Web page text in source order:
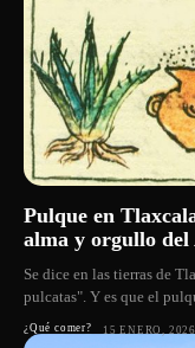
Pulque en
alma y orgullo
Se dice en las tierras de
pulcatas". Y es que el
¿Qué comer? 15 ENERO, 2026